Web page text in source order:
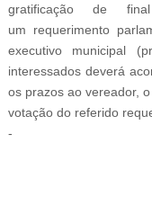
gratificação de
um requerimento
executivo municipal
interessados deverá
os prazos ao vereador,
votação do referido
-